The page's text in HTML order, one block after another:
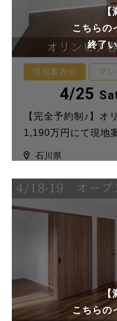
現地案内会 マ
4/25
【完全予約制♪】
1,190万円にて現地
石川県
こちらの
終了
【
こちらの